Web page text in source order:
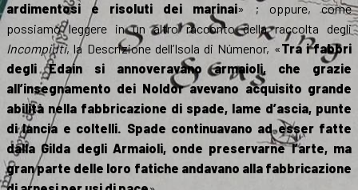
ardimentosi e risoluti dei marinai» ; oppure, come
possiamo leggere in un altro racconto della raccolta degli
Incompiuti, la Descrizione dell’Isola di Númenor, «Tra i fabbri
degli Edain si annoveravano armaioli, che grazie
all’insegnamento dei Noldor avevano acquisito grande
abilità nella fabbricazione di spade, lame d’ascia, punte
di lancia e coltelli. Spade continuavano ad esser fatte
dalla Gilda degli Armaioli, onde preservarne l’arte, ma
gran parte delle loro fatiche andavano alla fabbricazione